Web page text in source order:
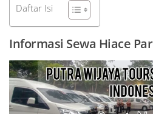
Daftar Isi
Informasi Sewa Hiace